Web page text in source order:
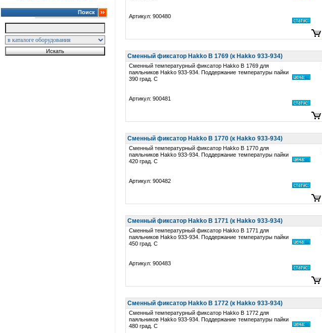
Поиск
Артикул: 900480
Сменный фиксатор Hakko B 1769 (к Hakko 933-934)
Сменный температурный фиксатор Hakko B 1769 для
паяльников Hakko 933-934. Поддержание температуры пайки
390 град. C
Артикул: 900481
Сменный фиксатор Hakko B 1770 (к Hakko 933-934)
Сменный температурный фиксатор Hakko B 1770 для
паяльников Hakko 933-934. Поддержание температуры пайки
420 град. C
Артикул: 900482
Сменный фиксатор Hakko B 1771 (к Hakko 933-934)
Сменный температурный фиксатор Hakko B 1771 для
паяльников Hakko 933-934. Поддержание температуры пайки
450 град. C
Артикул: 900483
Сменный фиксатор Hakko B 1772 (к Hakko 933-934)
Сменный температурный фиксатор Hakko B 1772 для
паяльников Hakko 933-934. Поддержание температуры пайки
480 град. C